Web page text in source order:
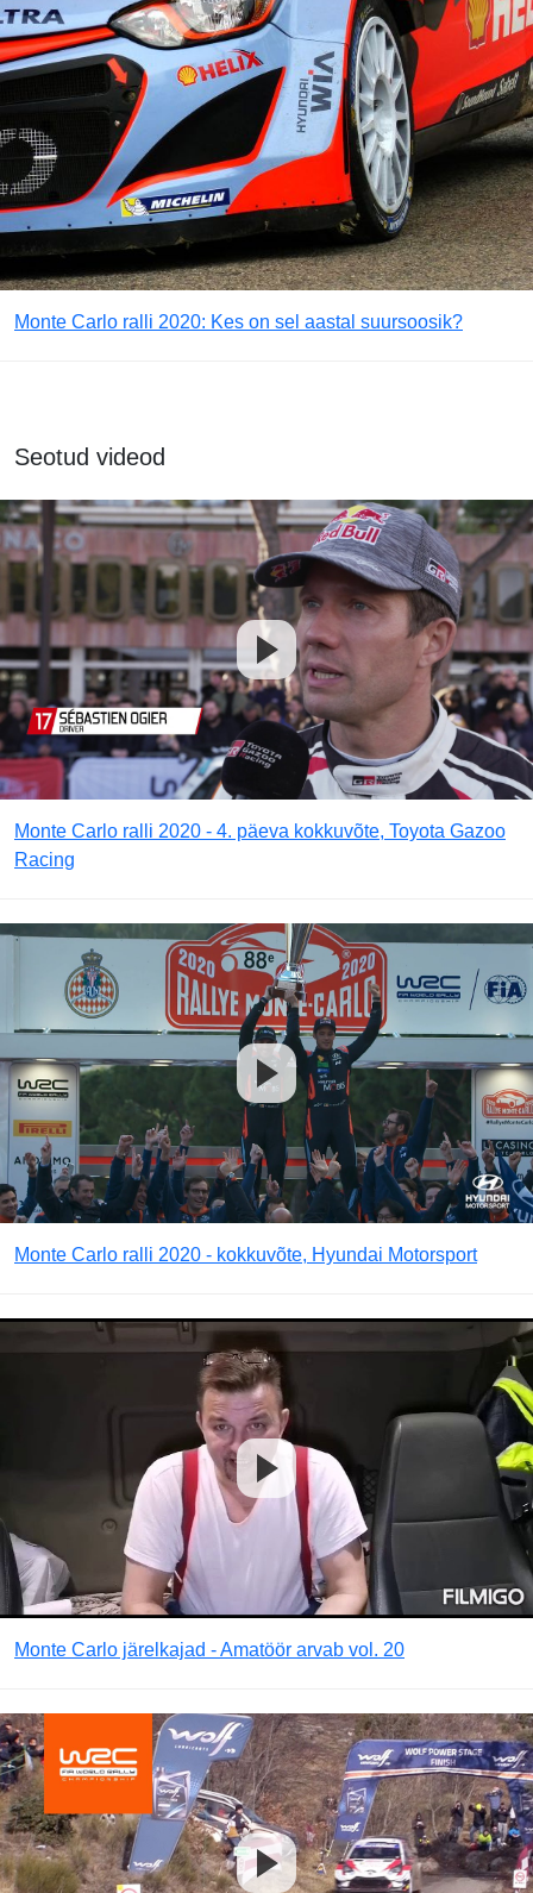
Monte Carlo ralli 2020: Kes on sel aastal suursoosik?
Seotud videod
Monte Carlo ralli 2020 - 4. päeva kokkuvõte, Toyota Gazoo
Racing
Monte Carlo ralli 2020 - kokkuvõte, Hyundai Motorsport
Monte Carlo järelkajad - Amatöör arvab vol. 20